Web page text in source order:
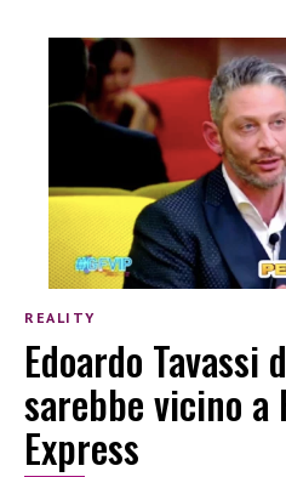
REALITY
Edoardo Tavassi
sarebbe vicino a
Express